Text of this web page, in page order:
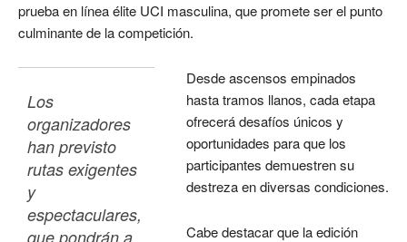
prueba en línea élite UCI masculina, que promete ser el punto
culminante de la competición.
Los
organizadores
han previsto
rutas exigentes
y
espectaculares,
que pondrán a
Desde ascensos empinados
hasta tramos llanos, cada etapa
ofrecerá desafíos únicos y
oportunidades para que los
participantes demuestren su
destreza en diversas condiciones.
Cabe destacar que la edición